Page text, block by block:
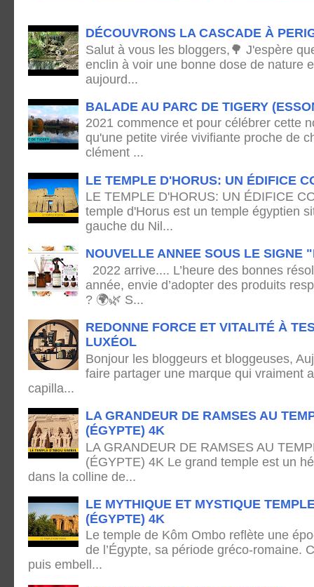
DÉCOUVRONS LA CASCADE À
Salut à vous les bloggers,🌳 J'espère
enclin à voir une bonne dose de nature
aujourd...
BALADE AU PARC DE TIGERY
2021 commence et pour célébrer cette
qu'une petite virée vivifiante proche de
clément ...
LE TEMPLE D'HORUS: UN ÉDIFICE
LE TEMPLE D'HORUS: UN ÉDIFICE
temple d'Horus est un temple égyptien
gauche du Nil...
NOUVELLE ANNEE SOUS LE SIGNE
2022 arrive.... L’heure des bonnes
année, envie d’adopter des produits
? 🌍🌿 S...
REDONNE FORCE ET VITALITÉ À
LUXÉOL
Bonjour les bloggeurs et bloggeuses,
faire partager une marque qui vraiment
capilla...
LA GRANDEUR DE RAMSES AU
(ÉGYPTE) 4K
LA GRANDEUR DE RAMSES AU
(ÉGYPTE) 4K Le grand temple est un
dans la colline de...
LE MYTHIQUE ET MYSTIQUE
(ÉGYPTE) 4K
Le temple de Kôm Ombo reflète une
de l’Égypte, sa période gréco-romaine.
puis embell...